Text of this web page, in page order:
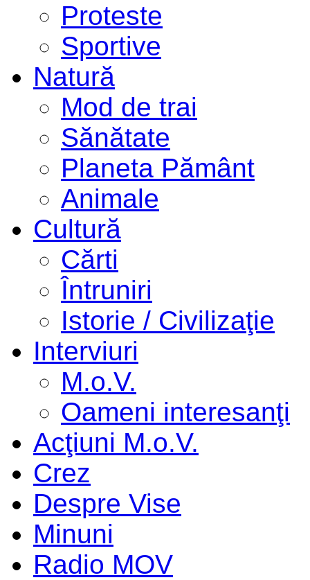
Proteste
Sportive
Natură
Mod de trai
Sănătate
Planeta Pământ
Animale
Cultură
Cărti
Întruniri
Istorie / Civilizaţie
Interviuri
M.o.V.
Oameni interesanţi
Acţiuni M.o.V.
Crez
Despre Vise
Minuni
Radio MOV